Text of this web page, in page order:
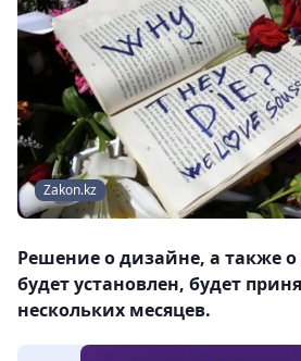
Zakon.kz
Решение о дизайне, а также о
будет установлен, будет
нескольких месяцев.